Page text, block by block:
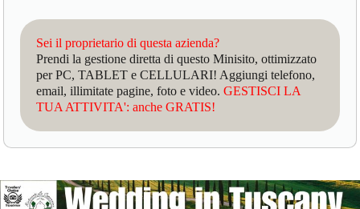
Sei il proprietario di questa azienda?
Prendi la gestione diretta di questo Minisito, ottimizzato
per PC, TABLET e CELLULARI! Aggiungi telefono,
email, illimitate pagine, foto e video.GESTISCI LA
TUA ATTIVITA': anche GRATIS!